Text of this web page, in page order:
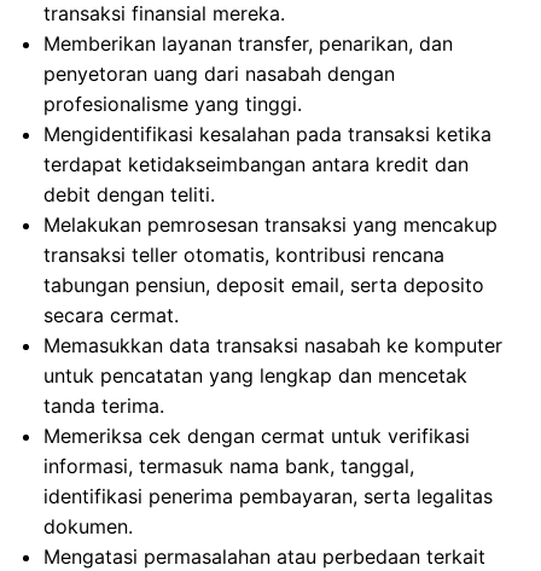
transaksi finansial mereka.
Memberikan layanan transfer, penarikan, dan
penyetoran uang dari nasabah dengan
profesionalisme yang tinggi.
Mengidentifikasi kesalahan pada transaksi ketika
terdapat ketidakseimbangan antara kredit dan
debit dengan teliti.
Melakukan pemrosesan transaksi yang mencakup
transaksi teller otomatis, kontribusi rencana
tabungan pensiun, deposit email, serta deposito
secara cermat.
Memasukkan data transaksi nasabah ke komputer
untuk pencatatan yang lengkap dan mencetak
tanda terima.
Memeriksa cek dengan cermat untuk verifikasi
informasi, termasuk nama bank, tanggal,
identifikasi penerima pembayaran, serta legalitas
dokumen.
Mengatasi permasalahan atau perbedaan terkait